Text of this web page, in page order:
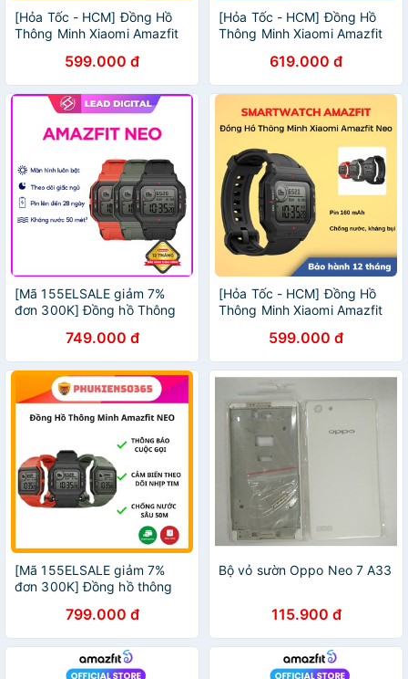
[Hỏa Tốc - HCM] Đồng Hồ
Thông Minh Xiaomi Amazfit
Quốc Tế | BH 12TH
DIGIWORLD | Mimax Store
599.000 đ
[Hỏa Tốc - HCM] Đồng Hồ
Thông Minh Xiaomi Amazfit
Quốc Tế | BH 12TH
DIGIWORLD | Ngoc Vien
Store
619.000 đ
[Mã 155ELSALE giảm 7%
đơn 300K] Đồng hồ Thông
Chính Hãng - Bảo hành điện
tử 12 tháng
749.000 đ
[Hỏa Tốc - HCM] Đồng Hồ
Thông Minh Xiaomi Amazfit
Bảo Hành 12T | Hàng Chính
Hãng | LSB Store
599.000 đ
[Mã 155ELSALE giảm 7%
đơn 300K] Đồng hồ thông
PHỐI CHÍNH HÃNG - Bảo
hành 12 Tháng 1 ĐỔI 1
799.000 đ
Bộ vỏ sườn Oppo Neo 7 A33
115.900 đ